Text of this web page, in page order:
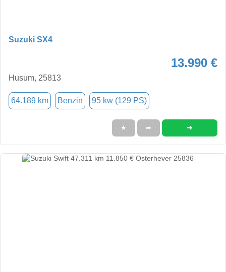
Suzuki SX4
13.990 €
Husum, 25813
64.189 km Benzin 95 kw (129 PS)
★ ➦ ➜